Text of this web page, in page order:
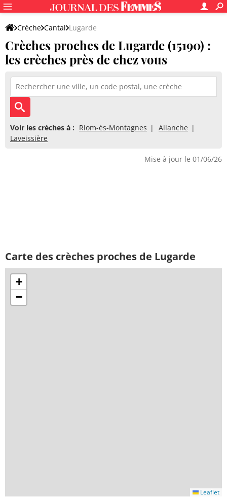
Crèche Cantal Lugarde
Crèches proches de Lugarde (15190) :
les crèches près de chez vous
Voir les crèches à : Riom-ès-Montagnes
Allanche
Laveissière
Mise à jour le 01/06/26
Carte des crèches proches de Lugarde
+
−
Leaflet